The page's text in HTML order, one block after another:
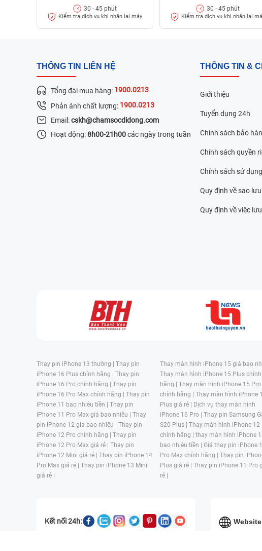
30 - 45 phút
Kiểm tra dịch vụ khi nhận lại máy
30 - 45 phút
Kiểm tra dịch vụ khi nhận lại
THÔNG TIN LIÊN HỆ
Tổng đài mua hàng: 1900.0213
Phản ánh chất lượng: 1900.0213
Email:cskh@chamsocdidong.com
Hoạt động:8h00-21h00các ngày trong tuần
THÔNG TIN &
Giới thiệu
Tuyển dụng 24h
Chính sách bảo
Chính sách quyền
Chính sách sử dụng
Quy định về sao
Quy định về việc
Thay pin iPhone 13 thường | Thay pin
iPhone 16 Plus chính hãng | Thay pin
iPhone 16 Pro chính hãng | Thay pin
iPhone 16 Pro Max chính hãng | Thay pin
iPhone 11 bao nhiêu tiền | Thay pin
iPhone 11 Pro Max giá bao nhiêu | Thay
pin iPhone 12 giá bao nhiêu | Thay pin
iPhone 12 Pro chính hãng | Thay pin
iPhone 12 Pro Max giá rẻ | Thay pin
iPhone 12 Mini giá rẻ | Thay pin iPhone 14
Pro Max giá rẻ | Thay pin iPhone 13 Mini
giá rẻ |
Thay màn hình iPhone 15 giá bao
Thay màn hình iPhone 15 Plus chính
hãng | Thay màn hình iPhone 15 Pro
chính hãng | Thay màn hình iPhone
Plus giá rẻ | Dịch vụ thay màn hình
iPhone 16 Pro | Thay pin Samsung
S20 Plus | Thay màn hình iPhone 12
chính hãng | thay màn hình iPhone
bao nhiêu tiền | Giá thay pin iPhone
Pro Max chính hãng | Thay pin
Plus giá rẻ | Thay pin iPhone 11 Pro
rẻ |
Kết nối 24h: